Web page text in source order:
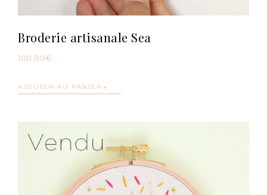
Broderie artisanale Sea
100,00€
AJOUTER AU PANIER